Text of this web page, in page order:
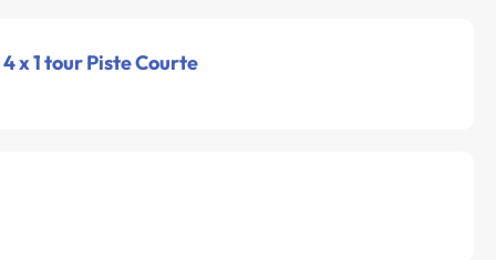
x 1 tour Piste Courte